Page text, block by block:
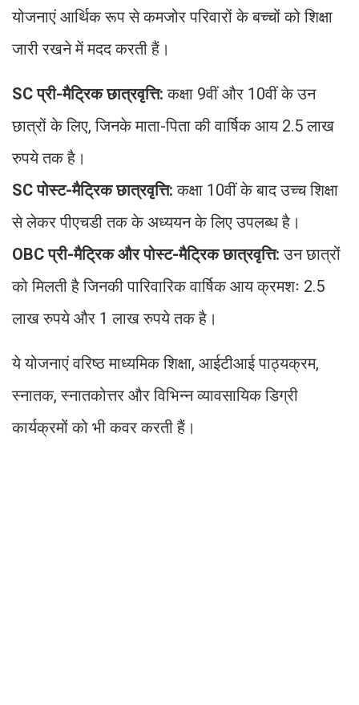
योजनाएं आर्थिक रूप से कमजोर परिवारों के बच्चों को शिक्षा
जारी रखने में मदद करती हैं।
SC प्री-मैट्रिक छात्रवृत्ति:कक्षा 9वीं और 10वीं के उन
छात्रों के लिए, जिनके माता-पिता की वार्षिक आय 2.5 लाख
रुपये तक है।
SC पोस्ट-मैट्रिक छात्रवृत्ति:कक्षा 10वीं के बाद उच्च शिक्षा
से लेकर पीएचडी तक के अध्ययन के लिए उपलब्ध है।
OBC प्री-मैट्रिक और पोस्ट-मैट्रिक छात्रवृत्ति: उन छात्रों
को मिलती है जिनकी पारिवारिक वार्षिक आय क्रमशः 2.5
लाख रुपये और 1 लाख रुपये तक है।
ये योजनाएं वरिष्ठ माध्यमिक शिक्षा, आईटीआई पाठ्यक्रम,
स्नातक, स्नातकोत्तर और विभिन्न व्यावसायिक डिग्री
कार्यक्रमों को भी कवर करती हैं।